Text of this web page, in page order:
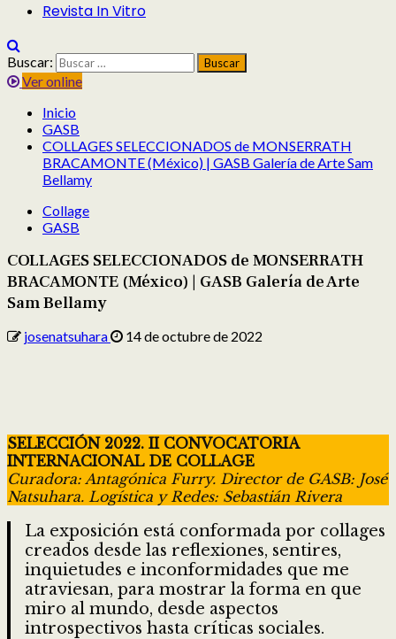
Revista In Vitro
Buscar:
Ver online
Inicio
GASB
COLLAGES SELECCIONADOS de MONSERRATH
BRACAMONTE (México) | GASB Galería de Arte Sam
Bellamy
Collage
GASB
COLLAGES SELECCIONADOS de MONSERRATH
BRACAMONTE (México) | GASB Galería de Arte
Sam Bellamy
josenatsuhara 14 de octubre de 2022
SELECCIÓN 2022. II CONVOCATORIA
INTERNACIONAL DE COLLAGE
Curadora: Antagónica Furry. Director de GASB: José
Natsuhara. Logística y Redes: Sebastián Rivera
La exposición está conformada por collages
creados desde las reflexiones, sentires,
inquietudes e inconformidades que me
atraviesan, para mostrar la forma en que
miro al mundo, desde aspectos
introspectivos hasta críticas sociales.